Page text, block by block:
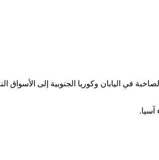
وأكثر من 4.5 مليار مستهلك. من المراكز التكنولوجية الصاخبة في اليابان وكوريا
آسيا.